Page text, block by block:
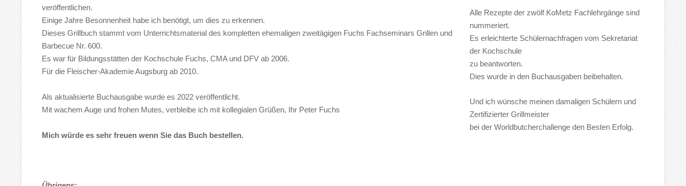
Alle Rezepte der zwölf KoMetz Fachlehrgänge sind
nummeriert.
Es erleichterte Schülernachfragen vom Sekretariat
der Kochschule
zu beantworten.
Dies wurde in den Buchausgaben beibehalten.
Und ich wünsche meinen damaligen Schülern und
Zertifizierter Grillmeister
bei der Worldbutcherchallenge den Besten Erfolg.
veröffentlichen.
Einige Jahre Besonnenheit habe ich benötigt, um dies zu erkennen.
Dieses Grillbuch stammt vom Unterrichtsmaterial des kompletten ehemaligen zweitägigen Fuchs Fachseminars Grillen und
Barbecue Nr. 600.
Es war für Bildungsstätten der Kochschule Fuchs, CMA und DFV ab 2006.
Für die Fleischer-Akademie Augsburg ab 2010.
Als aktualisierte Buchausgabe wurde es 2022 veröffentlicht.
Mit wachem Auge und frohen Mutes, verbleibe ich mit kollegialen Grüßen, Ihr Peter Fuchs
Mich würde es sehr freuen wenn Sie das Buch bestellen.